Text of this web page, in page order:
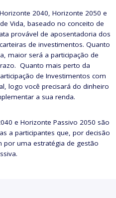
2040, Horizonte 2050 e
Vida, baseado no conceito de
provável de aposentadoria dos
de investimentos. Quanto
maior será a participação de
Quanto mais perto da
de Investimentos com
logo você precisará do dinheiro
a sua renda.
e Horizonte Passivo 2050 são
a participantes que, por decisão
uma estratégia de gestão